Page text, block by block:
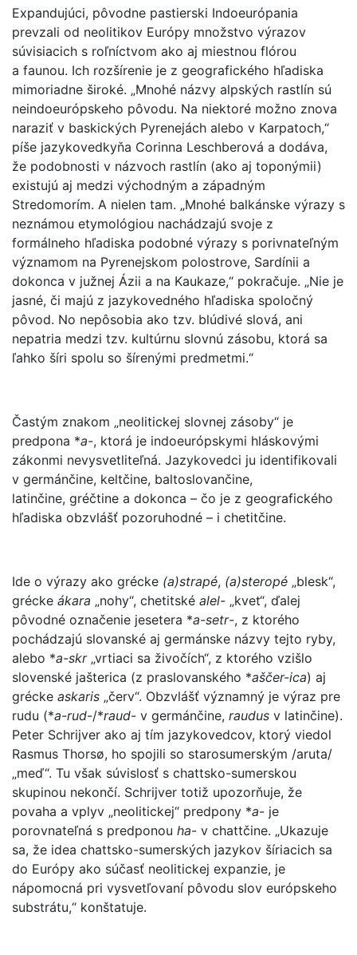
Expandujúci, pôvodne pastierski Indoeurópania
prevzali od neolitikov Európy množstvo výrazov
súvisiacich s roľníctvom ako aj miestnou flórou
a faunou. Ich rozšírenie je z geografického hľadiska
mimoriadne široké. „Mnohé názvy alpských rastlín sú
neindoeurópskeho pôvodu. Na niektoré možno znova
naraziť v baskických Pyrenejách alebo v Karpatoch,“
píše jazykovedkyňa Corinna Leschberová a dodáva,
že podobnosti v názvoch rastlín (ako aj toponýmii)
existujú aj medzi východným a západným
Stredomorím. A nielen tam. „Mnohé balkánske výrazy s
neznámou etymológiou nachádzajú svoje z
formálneho hľadiska podobné výrazy s porivnateľným
významom na Pyrenejskom polostrove, Sardínii a
dokonca v južnej Ázii a na Kaukaze,“ pokračuje. „Nie je
jasné, či majú z jazykovedného hľadiska spoločný
pôvod. No nepôsobia ako tzv. blúdivé slová, ani
nepatria medzi tzv. kultúrnu slovnú zásobu, ktorá sa
ľahko šíri spolu so šírenými predmetmi.“
Častým znakom „neolitickej slovnej zásoby“ je
predpona *a-, ktorá je indoeurópskymi hláskovými
zákonmi nevysvetliteľná. Jazykovedci ju identifikovali
v germánčine, keltčine, baltoslovančine,
latinčine, gréčtine a dokonca – čo je z geografického
hľadiska obzvlášť pozoruhodné – i chetitčine.
Ide o výrazy ako grécke (a)strapé, (a)steropé „blesk“,
grécke ákara „nohy“, chetitské alel- „kvet“, ďalej
pôvodné označenie jesetera *a-setr-, z ktorého
pochádzajú slovanské aj germánske názvy tejto ryby,
alebo *a-skr „vrtiaci sa živočích“, z ktorého vzišlo
slovenské jašterica (z praslovanského *aščer-ica) aj
grécke askaris „červ“. Obzvlášť významný je výraz pre
rudu (*a-rud-/*raud- v germánčine, raudus v latinčine).
Peter Schrijver ako aj tím jazykovedcov, ktorý viedol
Rasmus Thorsø, ho spojili so starosumerským /aruta/
„meď“. Tu však súvislosť s chattsko-sumerskou
skupinou nekončí. Schrijver totiž upozorňuje, že
povaha a vplyv „neolitickej“ predpony *a- je
porovnateľná s predponou ha- v chattčine. „Ukazuje
sa, že idea chattsko-sumerských jazykov šíriacich sa
do Európy ako súčasť neolitickej expanzie, je
nápomocná pri vysvetľovaní pôvodu slov európskeho
substrátu,“ konštatuje.